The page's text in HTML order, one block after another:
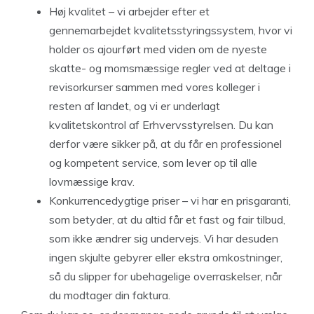
Høj kvalitet – vi arbejder efter et
gennemarbejdet kvalitetsstyringssystem, hvor vi
holder os ajourført med viden om de nyeste
skatte- og momsmæssige regler ved at deltage i
revisorkurser sammen med vores kolleger i
resten af landet, og vi er underlagt
kvalitetskontrol af Erhvervsstyrelsen. Du kan
derfor være sikker på, at du får en professionel
og kompetent service, som lever op til alle
lovmæssige krav.
Konkurrencedygtige priser – vi har en prisgaranti,
som betyder, at du altid får et fast og fair tilbud,
som ikke ændrer sig undervejs. Vi har desuden
ingen skjulte gebyrer eller ekstra omkostninger,
så du slipper for ubehagelige overraskelser, når
du modtager din faktura.